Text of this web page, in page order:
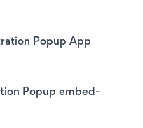
Popup App
Popup embed-